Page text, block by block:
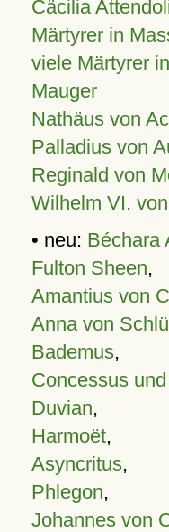
Cäcilia
Märtyrer in
viele Märtyrer
Mauger
Nathäus von
Palladius von
Reginald von
Wilhelm VI.
• neu: Béchara
Fulton Sheen,
Amantius von
Anna von
Bademus,
Concessus
Duvian,
Harmoët,
Asyncritus,
Phlegon,
Johannes von